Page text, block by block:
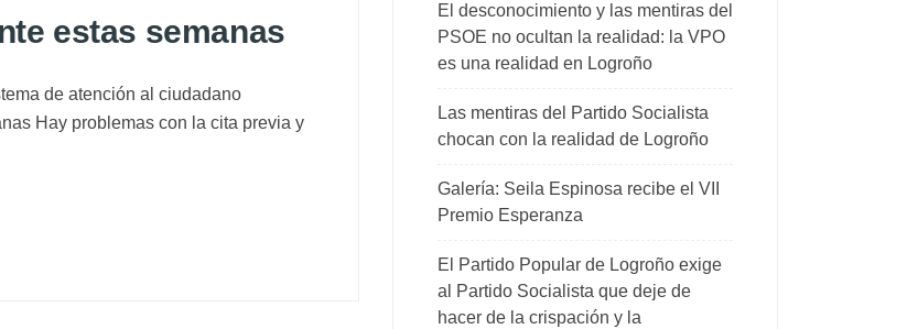
estas semanas
de atención al ciudadano
Hay problemas con la cita previa y
El desconocimiento y las mentiras del
PSOE no ocultan la realidad: la VPO
es una realidad en Logroño
Las mentiras del Partido Socialista
chocan con la realidad de Logroño
Galería: Seila Espinosa recibe el VII
Premio Esperanza
El Partido Popular de Logroño exige
al Partido Socialista que deje de
hacer de la crispación y la